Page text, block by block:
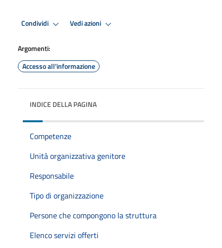
Condividi Vedi azioni
Argomenti:
Accesso all'informazione
INDICE DELLA PAGINA
Competenze
Unità organizzativa genitore
Responsabile
Tipo di organizzazione
Persone che compongono la struttura
Elenco servizi offerti